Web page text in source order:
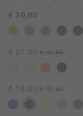
€ 30,00
Sale price:
€ 21,00 Regular price:
€ 30,00
Sale price:
€ 18,00 Regular price:
€ 30,00